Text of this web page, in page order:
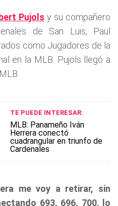
Pujols y su compañero
de San Luis, Paul
como Jugadores de la
en la MLB. Pujols llegó a
TE PUEDE INTERESAR:
MLB: Panameño Iván
Herrera conectó
cuadrangular en triunfo de
Cardenales
me voy a retirar, sin
693, 696, 700, lo